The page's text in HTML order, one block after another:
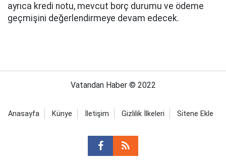
ayrıca kredi notu, mevcut borç durumu ve ödeme
geçmişini değerlendirmeye devam edecek.
Vatandan Haber © 2022
Anasayfa Künye İletişim Gizlilik İlkeleri Sitene Ekle